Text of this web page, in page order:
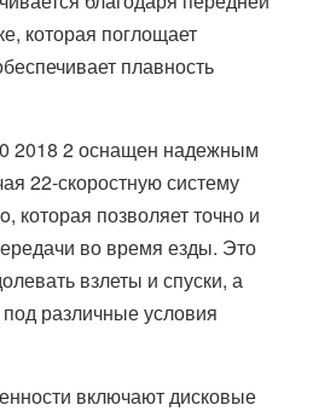
которая поглощает
плавность
2018 2 оснащен надежным
22-скоростную систему
которая позволяет точно и
во время езды. Это
взлеты и спуски, а
различные условия
включают дисковые